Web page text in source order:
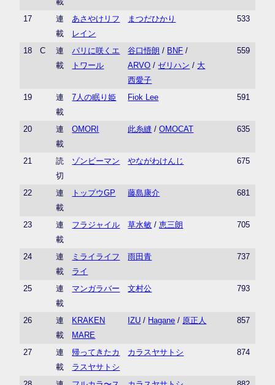
17
連
載
あさやけリフ
レイン
まつだひかり 533
18 C
連
載
パリに咲くエ
トワール
谷口悟朗 / BNF /
ARVO /ゼリハン / 大
西愛子
559
19
連
載
7人の眠り姫 Fiok Lee 591
20
連
載
OMORI 此糸縫 /OMOCAT 635
21
読
切
ゾンビーマン やながわけんじ 675
22
連
載
トップウGP 藤島康介 681
23
連
載
フラジャイル 草水敏 /恵三朗 705
24
連
載
ミライライフ
ライ
雨田青 737
25
連
載
マンガラバー 文村公 793
26
連
載
KRAKEN
MARE
IZU / Hagane / 原正人 857
27
連
載
帰ってきたカ
ラスヤサトシ
カラスヤサトシ 874